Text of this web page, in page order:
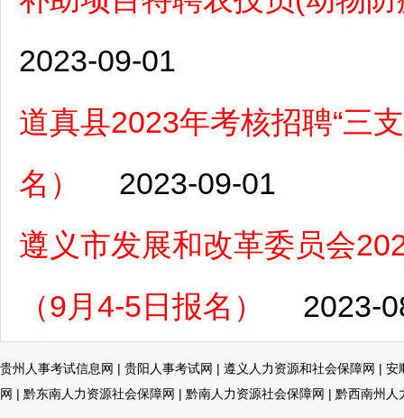
2023-09-01
道真县2023年考核招聘“三
名）
2023-09-01
遵义市发展和改革委员会
（9月4-5日报名）
2023-
贵州人事考试信息网 | 贵阳人事考试网 | 遵义人力资源和社会保障网 | 安
网 | 黔东南人力资源社会保障网 | 黔南人力资源社会保障网 | 黔西南州人